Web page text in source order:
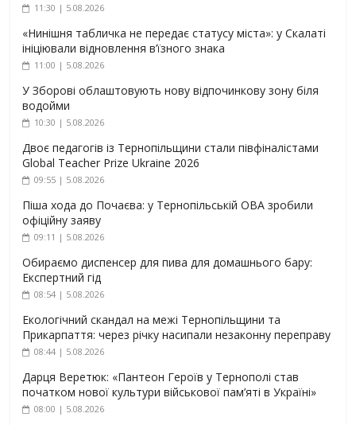
11:30 | 5.08.2026
«Нинішня табличка не передає статусу міста»: у Скалаті
ініціювали відновлення в’їзного знака
11:00 | 5.08.2026
У Зборові облаштовують нову відпочинкову зону біля
водойми
10:30 | 5.08.2026
Двоє педагогів із Тернопільщини стали півфіналістами
Global Teacher Prize Ukraine 2026
09:55 | 5.08.2026
Піша хода до Почаєва: у Тернопільській ОВА зробили
офіційну заяву
09:11 | 5.08.2026
Обираємо диспенсер для пива для домашнього бару:
Експертний гід
08:54 | 5.08.2026
Екологічний скандал на межі Тернопільщини та
Прикарпаття: через річку насипали незаконну переправу
08:44 | 5.08.2026
Дарця Веретюк: «Пантеон Героїв у Тернополі став
початком нової культури військової пам’яті в Україні»
08:00 | 5.08.2026